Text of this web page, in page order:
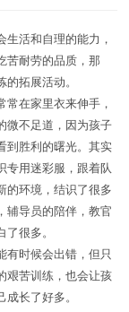
活和自理的能力，
苦耐劳的品质，那
拓展活动。
在家里衣来伸手，
微不足道，因为孩子
到胜利的曙光。其实
专用迷彩服，跟着队
的环境，结识了很多
辅导员的陪伴，教官
很多。
时候会出错，但只
艰苦训练，也会让孩
长了好多。